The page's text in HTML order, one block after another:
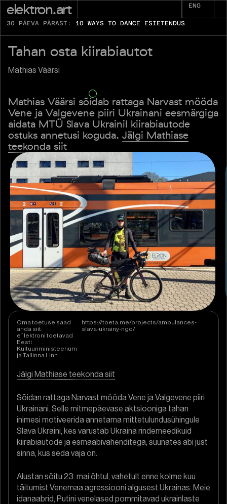
elektron.art ENG
30 PÄEVA PÄRAST: 10 WAYS TO DANCE ESIETENDUS
Tahan osta kiirabiautot
Mathias Väärsi
Mathias Väärsi sõidab rattaga Narvast mööda
Vene ja Valgevene piiri Ukrainani eesmärgiga
aidata MTÜ Slava Ukrainil kiirabiautode
ostuks annetusi koguda. Jälgi Mathiase
teekonda siit
Oma toetuse saad
anda siit:
https://toeta.me/projects/ambulances-
slava-ukrainy-ngo/
eˉlektroni toetavad
Eesti
Kultuuriministeerium
ja Tallinna Linn
Jälgi Mathiase teekonda siit
Sõidan rattaga Narvast mööda Vene ja Valgevene piiri
Ukrainani. Selle mitmepäevase aktsiooniga tahan
inimesi motiveerida annetama mittetulundusühingule
Slava Ukraini, kes varustab Ukraina rindemeedikuid
kiirabiautode ja esmaabivahenditega, suunates abi just
sinna, kus seda vaja on.
Alustan sõitu 23. mai õhtul, vahetult enne kolme kuu
täitumist Venemaa agressiooni algusest Ukrainas. Meie
idanaabrid, Putini venelased pommitavad ukrainlaste